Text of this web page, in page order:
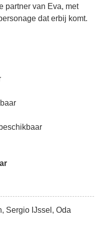
partner van Eva, met
dat erbij komt.
Sergio IJssel, Oda